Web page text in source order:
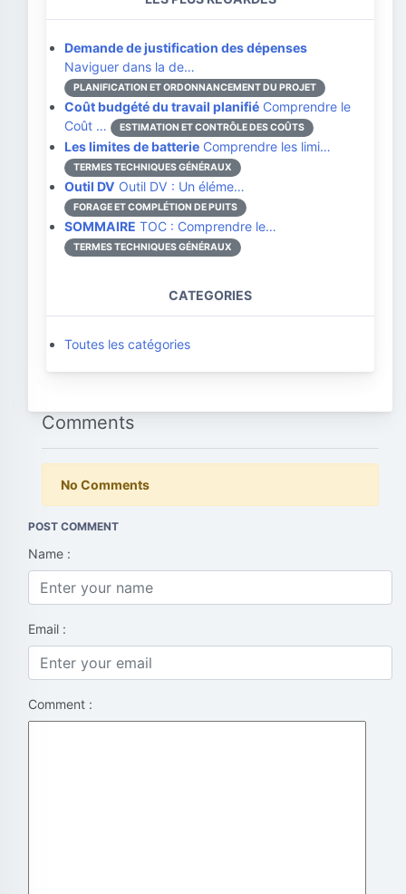
Demande de justification des dépenses
Naviguer dans la de…
PLANIFICATION ET ORDONNANCEMENT DU PROJET
Coût budgété du travail planifié Comprendre le
Coût …
ESTIMATION ET CONTRÔLE DES COÛTS
Les limites de batterie Comprendre les limi…
TERMES TECHNIQUES GÉNÉRAUX
Outil DV Outil DV : Un éléme…
FORAGE ET COMPLÉTION DE PUITS
SOMMAIRE TOC : Comprendre le…
TERMES TECHNIQUES GÉNÉRAUX
CATEGORIES
Toutes les catégories
Comments
No Comments
POST COMMENT
Name :
Email :
Comment :